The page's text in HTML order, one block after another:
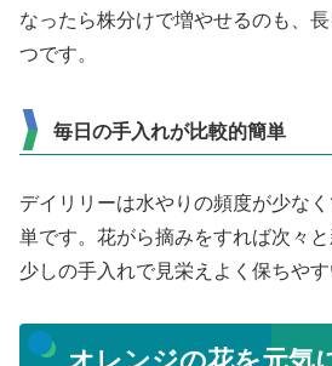
なったら株分けで増やせるのも、
つです。
毎日の手入れが比較的簡単
デイリリーは水やりの頻度が少な
単です。花がら摘みをすれば次々と
少しの手入れで見栄えよく保ちやす